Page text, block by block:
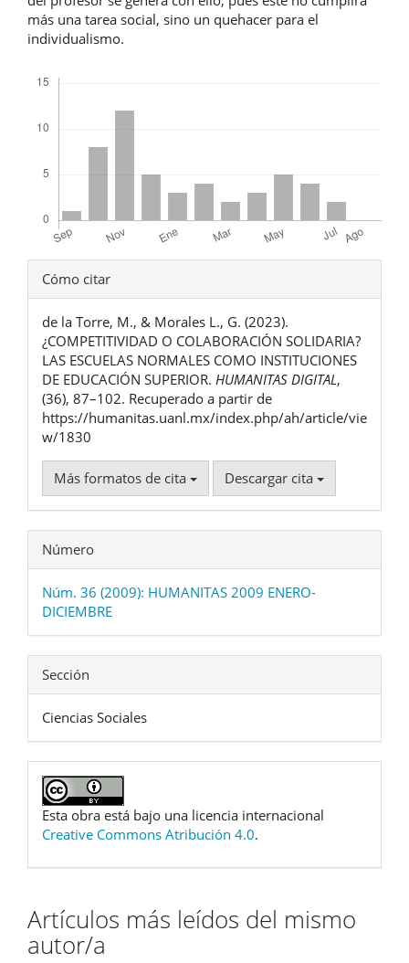
más una tarea social, sino un quehacer para el
individualismo.
Detalles
del
artículo
Cómo citar
de la Torre, M., & Morales L., G. (2023).
¿COMPETITIVIDAD O COLABORACIÓN SOLIDARIA?
LAS ESCUELAS NORMALES COMO INSTITUCIONES
DE EDUCACIÓN SUPERIOR. HUMANITAS DIGITAL,
(36), 87–102. Recuperado a partir de
https://humanitas.uanl.mx/index.php/ah/article/vie
w/1830
Más formatos de cita Descargar cita
Número
Núm. 36 (2009): HUMANITAS 2009 ENERO-
DICIEMBRE
Sección
Ciencias Sociales
Esta obra está bajo una licencia internacional
Creative Commons Atribución 4.0.
Artículos más leídos del mismo
autor/a